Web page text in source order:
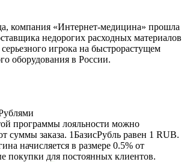
компания «Интернет-медицина» прошла
недорогих расходных материалов
игрока на быстрорастущем
оборудования в России.
программы лояльности можно
суммы заказа. 1БазисРубль равен 1 RUB.
начисляется в размере 0.5% от
покупки для постоянных клиентов.